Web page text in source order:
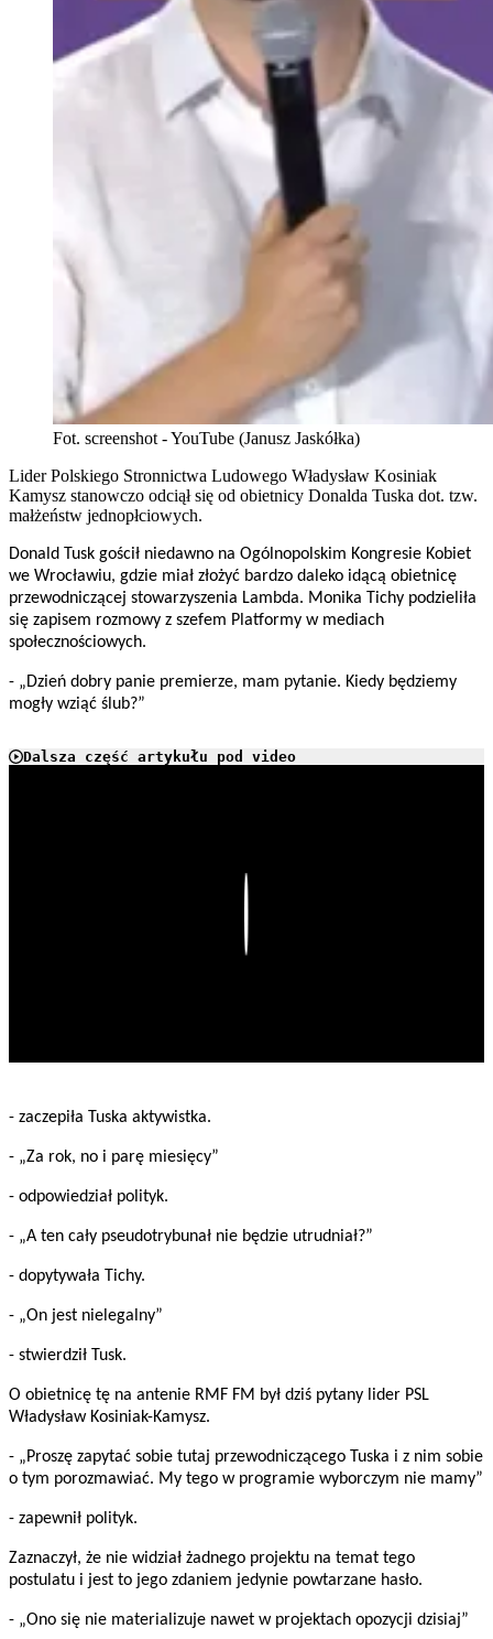
Fot. screenshot - YouTube (Janusz Jaskółka)
Lider Polskiego Stronnictwa Ludowego Władysław Kosiniak
Kamysz stanowczo odciął się od obietnicy Donalda Tuska dot. tzw.
małżeństw jednopłciowych.
Donald Tusk gościł niedawno na Ogólnopolskim Kongresie Kobiet
we Wrocławiu, gdzie miał złożyć bardzo daleko idącą obietnicę
przewodniczącej stowarzyszenia Lambda. Monika Tichy podzieliła
się zapisem rozmowy z szefem Platformy w mediach
społecznościowych.
- „Dzień dobry panie premierze, mam pytanie. Kiedy będziemy
mogły wziąć ślub?”
Dalsza część artykułu pod video
- zaczepiła Tuska aktywistka.
- „Za rok, no i parę miesięcy”
- odpowiedział polityk.
- „A ten cały pseudotrybunał nie będzie utrudniał?”
- dopytywała Tichy.
- „On jest nielegalny”
- stwierdził Tusk.
O obietnicę tę na antenie RMF FM był dziś pytany lider PSL
Władysław Kosiniak-Kamysz.
- „Proszę zapytać sobie tutaj przewodniczącego Tuska i z nim sobie
o tym porozmawiać. My tego w programie wyborczym nie mamy”
- zapewnił polityk.
Zaznaczył, że nie widział żadnego projektu na temat tego
postulatu i jest to jego zdaniem jedynie powtarzane hasło.
- „Ono się nie materializuje nawet w projektach opozycji dzisiaj”